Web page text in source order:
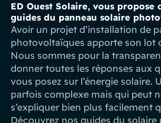
ED Ouest Solaire, vous propose
guides du panneau solaire
Avoir un projet d’installation de
photovoltaïques apporte son lot
Nous sommes pour la
donner toutes les réponses aux
vous posez sur l’énergie solaire.
parfois complexe mais qui peut
s’expliquer bien plus facilement
Découvrez nos guides du